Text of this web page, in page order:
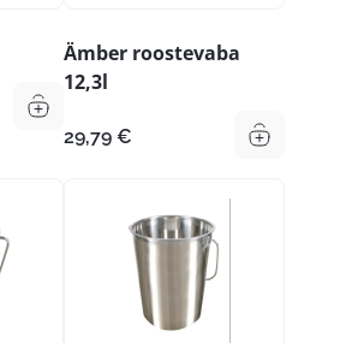
Hinnavahemik:
Ämber roostevaba
12,3l
29,79 €